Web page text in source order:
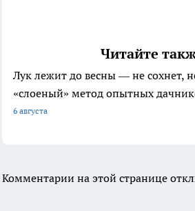
Читайте
Лук лежит до весны — не сохнет,
«слоеный» метод опытных
6 августа
Комментарии на этой странице